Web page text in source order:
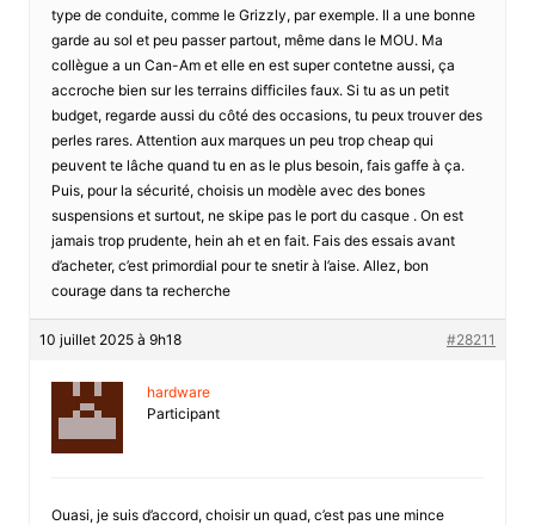
type de conduite, comme le Grizzly, par exemple. Il a une bonne
garde au sol et peu passer partout, même dans le MOU. Ma
collègue a un Can-Am et elle en est super contetne aussi, ça
accroche bien sur les terrains difficiles faux. Si tu as un petit
budget, regarde aussi du côté des occasions, tu peux trouver des
perles rares. Attention aux marques un peu trop cheap qui
peuvent te lâche quand tu en as le plus besoin, fais gaffe à ça.
Puis, pour la sécurité, choisis un modèle avec des bones
suspensions et surtout, ne skipe pas le port du casque . On est
jamais trop prudente, hein ah et en fait. Fais des essais avant
d’acheter, c’est primordial pour te snetir à l’aise. Allez, bon
courage dans ta recherche
10 juillet 2025 à 9h18 #28211
hardware
Participant
Ouasi, je suis d’accord, choisir un quad, c’est pas une mince